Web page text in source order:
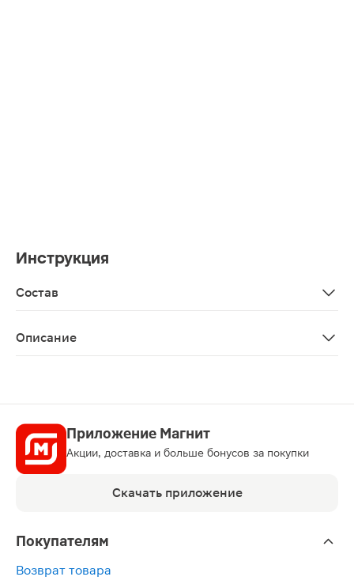
Инструкция
Состав
Описание
Приложение Магнит
Акции, доставка и больше бонусов за покупки
Скачать приложение
Покупателям
Возврат товара